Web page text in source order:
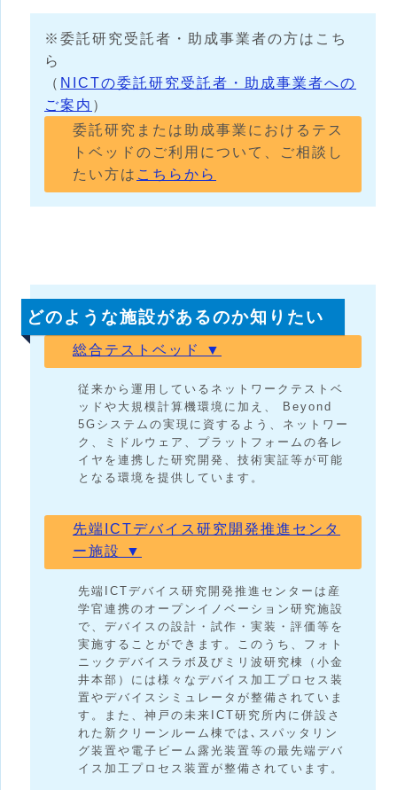
※委託研究受託者・助成事業者の方はこち
ら
（ NICTの委託研究受託者・助成事業者への
ご案内 ）
委託研究または助成事業におけるテス
トベッドのご利用について、ご相談し
たい方は こちらから
どのような施設があるのか知りたい
総合テストベッド ▼
従来から運用しているネットワークテストベ
ッドや大規模計算機環境に加え、 Beyond
5Gシステムの実現に資するよう、ネットワー
ク、ミドルウェア、プラットフォームの各レ
イヤを連携した研究開発、技術実証等が可能
となる環境を提供しています。
先端ICTデバイス研究開発推進センタ
ー施設 ▼
先端ICTデバイス研究開発推進センターは産
学官連携のオープンイノベーション研究施設
で、デバイスの設計・試作・実装・評価等を
実施することができます。このうち、フォト
ニックデバイスラボ及びミリ波研究棟（小金
井本部）には様々なデバイス加工プロセス装
置やデバイスシミュレータが整備されていま
す。また、神戸の未来ICT研究所内に併設さ
れた新クリーンルーム棟では､スパッタリン
グ装置や電子ビーム露光装置等の最先端デバ
イス加工プロセス装置が整備されています。